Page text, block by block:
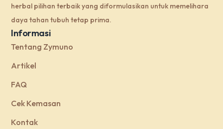
herbal pilihan terbaik yang diformulasikan untuk memelihara
daya tahan tubuh tetap prima.
Informasi
Tentang Zymuno
Artikel
FAQ
Cek Kemasan
Kontak